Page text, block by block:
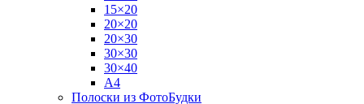
15×20
20×20
20×30
30×30
30×40
A4
Полоски из ФотоБудки